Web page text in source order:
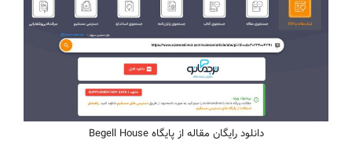
دانلود رایگان مقاله از پایگاه Begell House